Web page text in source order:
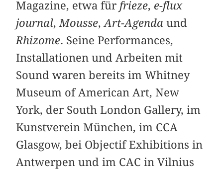
Magazine, etwa für frieze, e-flux
journal, Mousse,Art-Agenda und
Rhizome. Seine Performances,
Installationen und Arbeiten mit
Sound waren bereits im Whitney
Museum of American Art, New
York, der South London Gallery, im
Kunstverein München, im CCA
Glasgow, bei Objectif Exhibitions in
Antwerpen und im CAC in Vilnius